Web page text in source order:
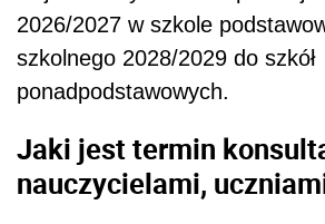
2026/2027 w szkole
szkolnego 2028/2029 do szkół
ponadpodstawowych.
Jaki jest termin
nauczycielami,